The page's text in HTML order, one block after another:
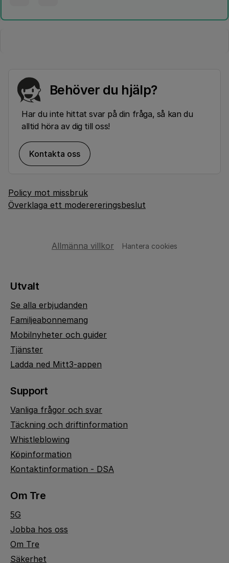
Behöver du hjälp?
Har du inte hittat svar på din fråga, så kan du
alltid höra av dig till oss!
Kontakta oss
Policy mot missbruk
Överklaga ett moderereringsbeslut
Allmänna villkor Hantera cookies
Utvalt
Se alla erbjudanden
Familjeabonnemang
Mobilnyheter och guider
Tjänster
Ladda ned Mitt3-appen
Support
Vanliga frågor och svar
Täckning och driftinformation
Whistleblowing
Köpinformation
Kontaktinformation - DSA
Om Tre
5G
Jobba hos oss
Om Tre
Säkerhet